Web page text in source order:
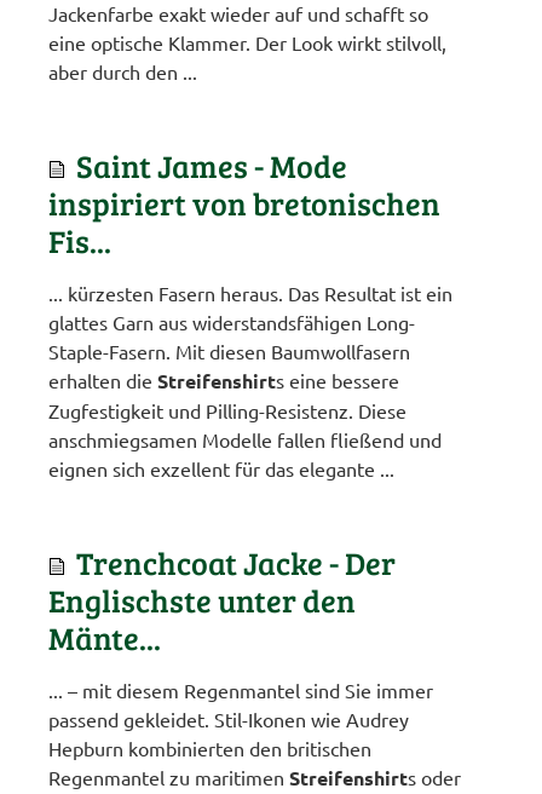
Jackenfarbe exakt wieder auf und schafft so
eine optische Klammer. Der Look wirkt stilvoll,
aber durch den ...
Saint James - Mode
inspiriert von bretonischen
Fis...
... kürzesten Fasern heraus. Das Resultat ist ein
glattes Garn aus widerstandsfähigen Long-
Staple-Fasern. Mit diesen Baumwollfasern
erhalten die Streifenshirts eine bessere
Zugfestigkeit und Pilling-Resistenz. Diese
anschmiegsamen Modelle fallen fließend und
eignen sich exzellent für das elegante ...
Trenchcoat Jacke - Der
Englischste unter den
Mänte...
... – mit diesem Regenmantel sind Sie immer
passend gekleidet. Stil-Ikonen wie Audrey
Hepburn kombinierten den britischen
Regenmantel zu maritimen Streifenshirts oder